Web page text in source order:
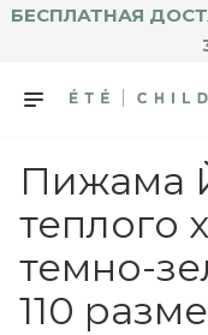
БЕСПЛАТНАЯ
Пижама
теплого
темно-
110